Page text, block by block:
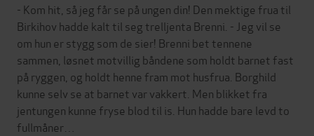
- Kom hit, så jeg får se på ungen din! Den mektige frua til
Birkihov hadde kalt til seg trelljenta Brenni. - Jeg vil se
om hun er stygg som de sier! Brenni bet tennene
sammen, løsnet motvillig båndene som holdt barnet fast
på ryggen, og holdt henne fram mot husfrua. Borghild
kunne selv se at barnet var vakkert. Men blikket fra
jentungen kunne fryse blod til is. Hun hadde bare levd to
fullmåner…